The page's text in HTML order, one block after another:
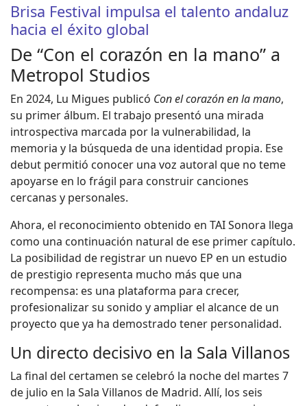
Brisa Festival impulsa el talento andaluz
hacia el éxito global
De “Con el corazón en la mano” a
Metropol Studios
En 2024, Lu Migues publicó Con el corazón en la mano,
su primer álbum. El trabajo presentó una mirada
introspectiva marcada por la vulnerabilidad, la
memoria y la búsqueda de una identidad propia. Ese
debut permitió conocer una voz autoral que no teme
apoyarse en lo frágil para construir canciones
cercanas y personales.
Ahora, el reconocimiento obtenido en TAI Sonora llega
como una continuación natural de ese primer capítulo.
La posibilidad de registrar un nuevo EP en un estudio
de prestigio representa mucho más que una
recompensa: es una plataforma para crecer,
profesionalizar su sonido y ampliar el alcance de un
proyecto que ya ha demostrado tener personalidad.
Un directo decisivo en la Sala Villanos
La final del certamen se celebró la noche del martes 7
de julio en la Sala Villanos de Madrid. Allí, los seis